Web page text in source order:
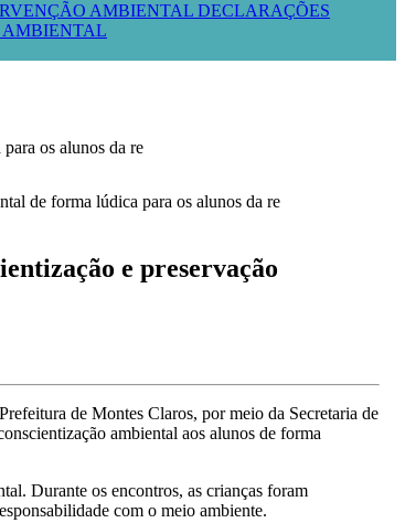
AMBIENTAL DECLARAÇÕES
AMBIENTAL
os alunos da re
e preservação
de Montes Claros, por meio da Secretaria de
ambiental aos alunos de forma
Durante os encontros, as crianças foram
com o meio ambiente.